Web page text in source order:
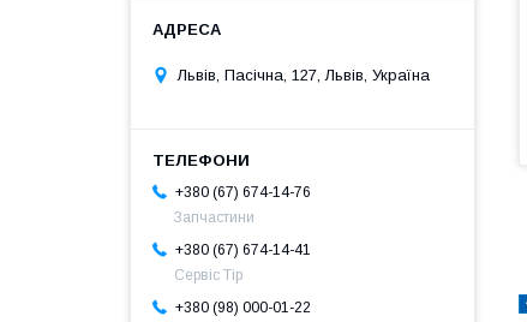
Львів, Пасічна, 127, Львів, Україна
+380 (67) 674-14-76
Запчастини
+380 (67) 674-14-41
Сервіс Тір
+380 (98) 000-01-22